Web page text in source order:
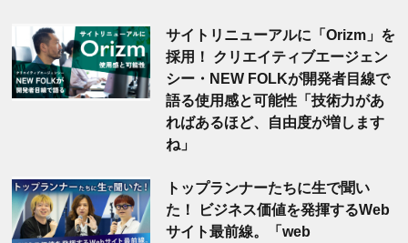
サイトリニューアルに「Orizm」を
採用！ クリエイティブエージェン
シー・NEW FOLKが開発者目線で
語る使用感と可能性「技術力があ
ればあるほど、自由度が増します
ね」
トップランナーたちに生で聞い
た！ ビジネス価値を発揮するWeb
サイト最前線。「web